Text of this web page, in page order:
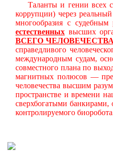
Таланты и гении всех
коррупции) через
многообразия с
естественных высших
ВСЕГО ЧЕЛОВЕЧЕСТВА
справедливого
международным судам,
совместного плана по
магнитных полюсов —
человечества высшим
пространстве и времени
сверхбогатыми
контролируемого